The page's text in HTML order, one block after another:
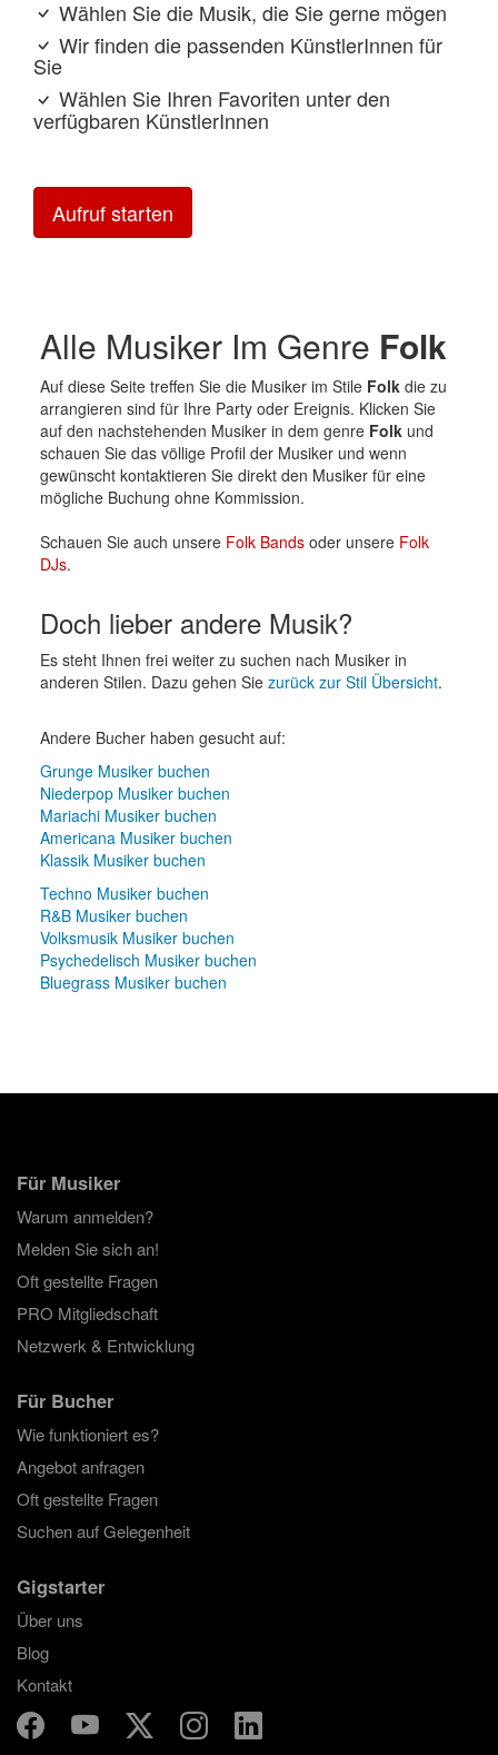
Wählen Sie die Musik, die Sie gerne mögen
Wir finden die passenden KünstlerInnen für
Sie
Wählen Sie Ihren Favoriten unter den
verfügbaren KünstlerInnen
Aufruf starten
Alle Musiker Im Genre Folk
Auf diese Seite treffen Sie die Musiker im Stile Folkdie zu
arrangieren sind für Ihre Party oder Ereignis. Klicken Sie
auf den nachstehenden Musiker in dem genre Folkund
schauen Sie das völlige Profil der Musiker und wenn
gewünscht kontaktieren Sie direkt den Musiker für eine
mögliche Buchung ohne Kommission.
Schauen Sie auch unsere Folk Bandsoder unsere Folk
DJs.
Doch lieber andere Musik?
Es steht Ihnen frei weiter zu suchen nach Musiker in
anderen Stilen. Dazu gehen Sie zurück zur Stil Übersicht.
Andere Bucher haben gesucht auf:
Grunge Musiker buchen
Niederpop Musiker buchen
Mariachi Musiker buchen
Americana Musiker buchen
Klassik Musiker buchen
Techno Musiker buchen
R&B Musiker buchen
Volksmusik Musiker buchen
Psychedelisch Musiker buchen
Bluegrass Musiker buchen
Für Musiker
Warum anmelden?
Melden Sie sich an!
Oft gestellte Fragen
PRO Mitgliedschaft
Netzwerk & Entwicklung
Für Bucher
Wie funktioniert es?
Angebot anfragen
Oft gestellte Fragen
Suchen auf Gelegenheit
Gigstarter
Über uns
Blog
Kontakt